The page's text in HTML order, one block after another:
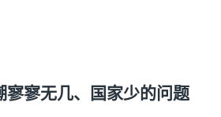
寥寥无几、国家少的问题